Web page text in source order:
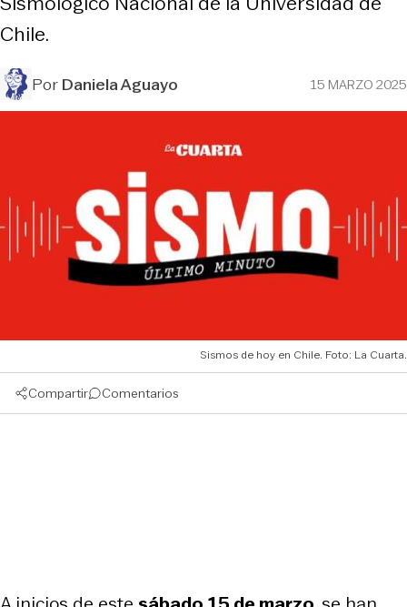
Chile.
PorDaniela Aguayo 15 MARZO 2025
Sismos de hoy en Chile. Foto: La Cuarta.
Compartir Comentarios